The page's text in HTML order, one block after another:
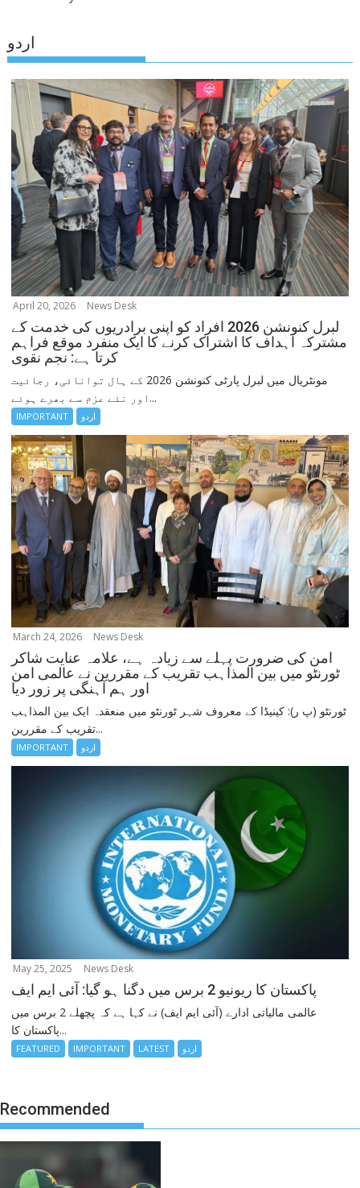
اردو
April 20, 2026 News Desk
لبرل کنونشن 2026 افراد کو اپنی برادریوں کی خدمت کے
مشترکہ اہداف کا اشتراک کرنے کا ایک منفرد موقع فراہم
کرتا ہے: نجم نقوی
مونٹریال میں لبرل پارٹی کنونشن 2026 کے ہال توانائی، رجائیت
اور نئے عزم سے بھرے ہوئے...
IMPORTANT اردو
March 24, 2026 News Desk
امن کی ضرورت پہلے سے زیادہ ہے، علامہ عنایت شاکر
ٹورنٹو میں بین المذاہب تقریب کے مقررین نے عالمی امن
اور ہم آہنگی پر زور دیا
ٹورنٹو (پ ر): کینیڈا کے معروف شہر ٹورنٹو میں منعقدہ ایک بین المذاہب
تقریب کے مقررین...
IMPORTANT اردو
May 25, 2025 News Desk
پاکستان کا ریونیو 2 برس میں دگنا ہو گیا: آئی ایم ایف
عالمی مالیاتی ادارے (آئی ایم ایف) نے کہا ہے کہ پچھلے 2 برس میں
پاکستان کا...
FEATURED IMPORTANT LATEST اردو
Recommended